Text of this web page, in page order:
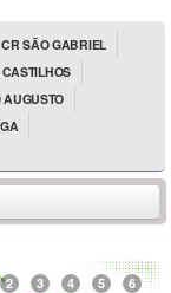
CR SÃO GABRIEL
AUGUSTO
2 3 4 5 6